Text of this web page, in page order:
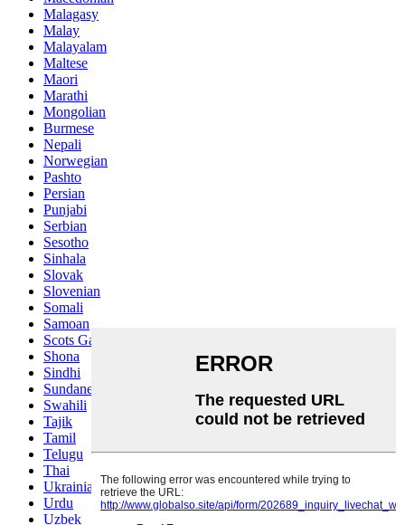
Malagasy
Malay
Malayalam
Maltese
Maori
Marathi
Mongolian
Burmese
Nepali
Norwegian
Pashto
Persian
Punjabi
Serbian
Sesotho
Sinhala
Slovak
Slovenian
Somali
Samoan
Scots Gaelic
Shona
Sindhi
Sundanese
Swahili
Tajik
Tamil
Telugu
Thai
Ukrainian
Urdu
Uzbek